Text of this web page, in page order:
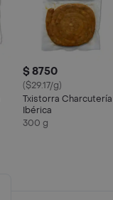
$ 8750
($29.17/g)
Txistorra Charcutería
Ibérica
300 g